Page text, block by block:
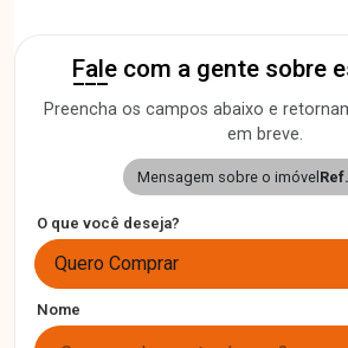
Fale com a gente sobre
Preencha os campos abaixo e
em breve.
Mensagem sobre o imóvel
O que você deseja?
Quero Comprar
Nome